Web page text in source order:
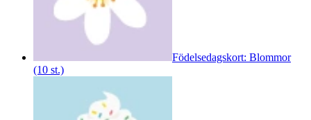
Födelsedagskort: Blommor
(10 st.)